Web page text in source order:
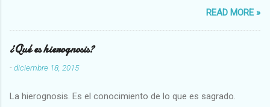
Abundante-Escaso,etc 2 VITALES Sano-Enfermo Selecto-
Vulgar Enérgico-Inerte Fuerte-Débil,etc. 3 ESPIRITUALES a)
Intelectuales Conocimiento-Error Exacto-Aproximado
Evidente-Probable,etc b) Morales Bueno-malo Bondadoso-
malvado Justo-Injusto Escrupuloso-Relajado Leal-Desleal,etc.
Armonioso-Inarmonioso 4 RELIGIOSOS Santo-Pr...
READ MORE »
¿Qué es hierognosis?
-diciembre 18, 2015
La hierognosis. Es el conocimiento de lo que es sagrado.